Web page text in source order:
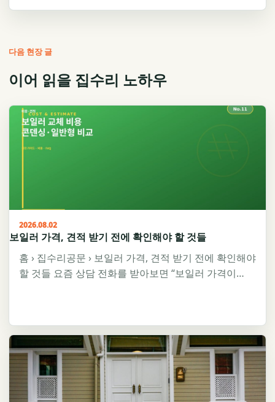
다음 현장 글
이어 읽을 집수리 노하우
2026.08.02
보일러 가격, 견적 받기 전에 확인해야 할 것들
홈 › 집수리공문 › 보일러 가격, 견적 받기 전에 확인해야
할 것들 요즘 상담 전화를 받아보면 “보일러 가격이…